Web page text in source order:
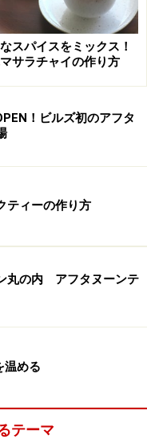
スパイスをミックス！
サラチャイの作り方
！ビルズ初のアフタ
ティーの作り方
丸の内 アフタヌーンテ
温める
テーマ